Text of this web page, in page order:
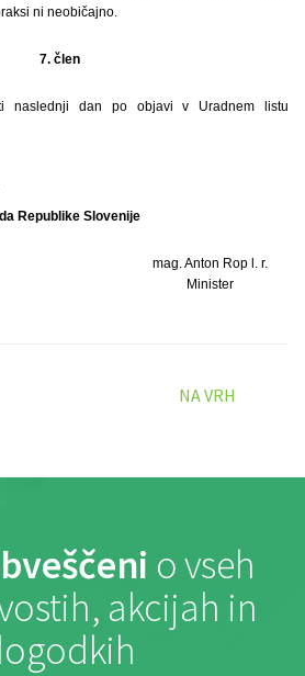
ni neobičajno.
7. člen
naslednji dan po objavi v Uradnem listu
Republike Slovenije
mag. Anton Rop l. r.
Minister
NA VRH
o vseh
akcijah in